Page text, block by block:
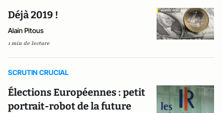
Déjà 2019 !
Alain Pitous
1 min de lecture
SCRUTIN CRUCIAL
Élections Européennes : petit
portrait-robot de la future